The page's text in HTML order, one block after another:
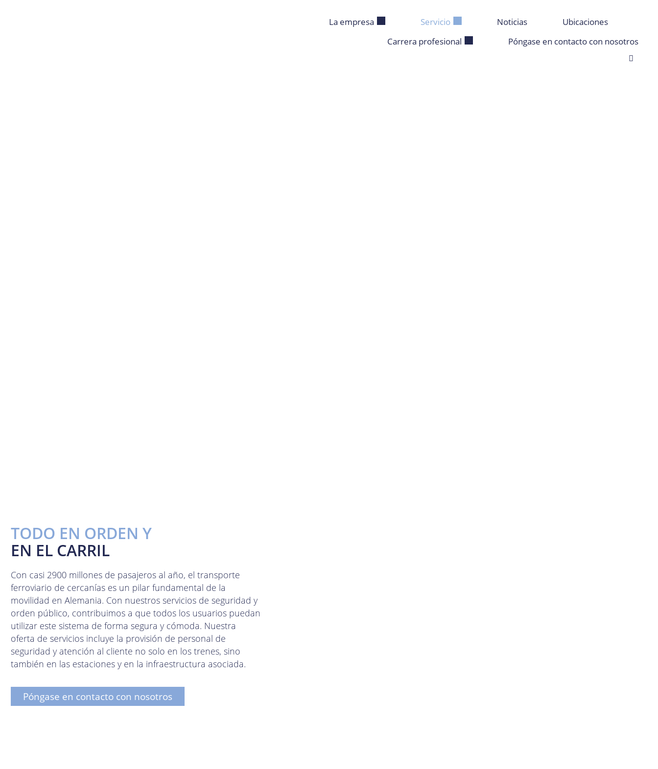
La empresa Servicio Noticias
Ubicaciones
Carrera profesional
Póngase en contacto con nosotros
TODO EN ORDEN Y
EN EL CARRIL
Con casi 2900 millones de pasajeros al año, el transporte
ferroviario de cercanías es un pilar fundamental de la
movilidad en Alemania. Con nuestros servicios de seguridad y
orden público, contribuimos a que todos los usuarios puedan
utilizar este sistema de forma segura y cómoda. Nuestra
oferta de servicios incluye la provisión de personal de
seguridad y atención al cliente no solo en los trenes, sino
también en las estaciones y en la infraestructura asociada.
Póngase en contacto con nosotros